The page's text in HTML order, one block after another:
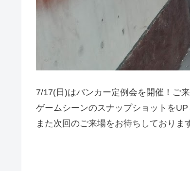
7/17(日)はバンカー定例会を開催！ご
ゲームシーンのスナップショットをUP
また次回のご来場をお待ちしておりま